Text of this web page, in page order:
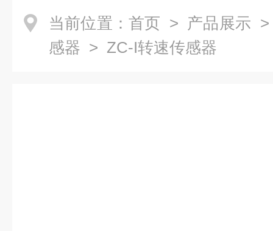
当前位置： 首页 > 产品展示
感器 > ZC-I转速传感器